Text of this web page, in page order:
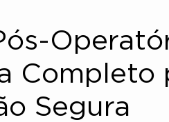
Completo
Segura